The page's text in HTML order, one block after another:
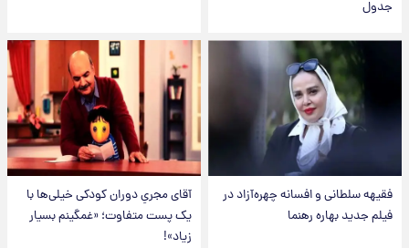
جدول
فقیهه سلطانی و افسانه چهره‌آزاد در
فیلم جدید بهاره رهنما
آقای مجریِ دوران کودکی خیلی‌ها با
یک پست متفاوت؛ «غمگینم بسیار
زیاد»!